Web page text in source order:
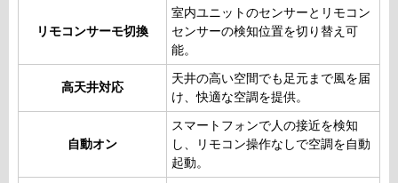
リモコンサーモ切換
室内ユニットのセンサーとリモコン
センサーの検知位置を切り替え可
能。
高天井対応
天井の高い空間でも足元まで風を届
け、快適な空調を提供。
自動オン
スマートフォンで人の接近を検知
し、リモコン操作なしで空調を自動
起動。